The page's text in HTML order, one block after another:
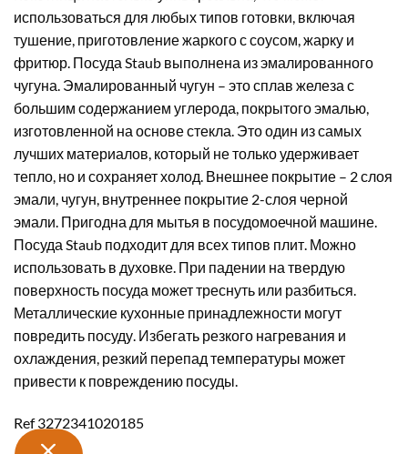
использоваться для любых типов готовки, включая
тушение, приготовление жаркого с соусом, жарку и
фритюр. Посуда Staub выполнена из эмалированного
чугуна. Эмалированный чугун – это сплав железа с
большим содержанием углерода, покрытого эмалью,
изготовленной на основе стекла. Это один из самых
лучших материалов, который не только удерживает
тепло, но и сохраняет холод. Внешнее покрытие – 2 слоя
эмали, чугун, внутреннее покрытие 2-слоя черной
эмали. Пригодна для мытья в посудомоечной машине.
Посуда Staub подходит для всех типов плит. Можно
использовать в духовке. При падении на твердую
поверхность посуда может треснуть или разбиться.
Металлические кухонные принадлежности могут
повредить посуду. Избегать резкого нагревания и
охлаждения, резкий перепад температуры может
привести к повреждению посуды.
Ref 3272341020185